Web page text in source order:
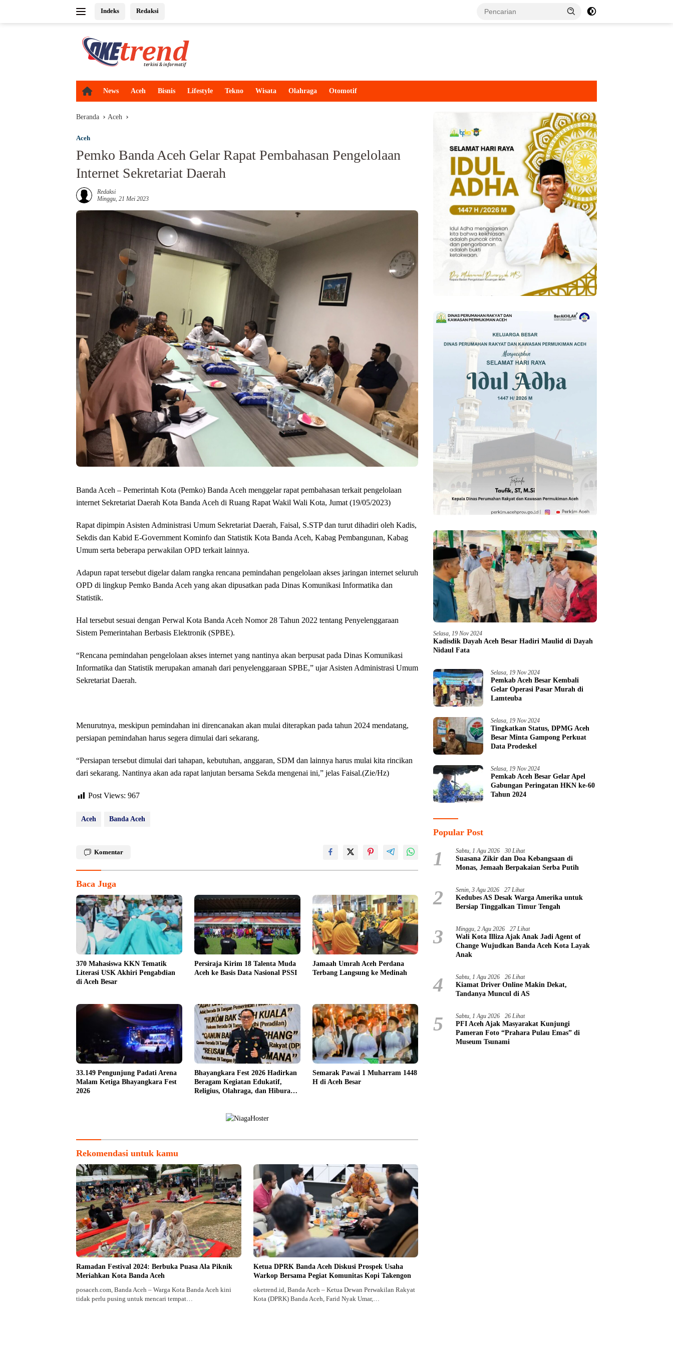
Indeks Redaksi
H
e
News Aceh Bisnis Lifestyle Tekno Wisata Olahraga Otomotif
Beranda Aceh
Aceh
Pemko Banda Aceh Gelar Rapat Pembahasan Pengelolaan
Internet Sekretariat Daerah
Redaksi
Minggu, 21 Mei 2023
Banda Aceh – Pemerintah Kota (Pemko) Banda Aceh menggelar rapat pembahasan terkait pengelolaan
internet Sekretariat Daerah Kota Banda Aceh di Ruang Rapat Wakil Wali Kota, Jumat (19/05/2023)
Rapat dipimpin Asisten Administrasi Umum Sekretariat Daerah, Faisal, S.STP dan turut dihadiri oleh Kadis,
Sekdis dan Kabid E-Government Kominfo dan Statistik Kota Banda Aceh, Kabag Pembangunan, Kabag
Umum serta beberapa perwakilan OPD terkait lainnya.
Adapun rapat tersebut digelar dalam rangka rencana pemindahan pengelolaan akses jaringan internet seluruh
OPD di lingkup Pemko Banda Aceh yang akan dipusatkan pada Dinas Komunikasi Informatika dan
Statistik.
Hal tersebut sesuai dengan Perwal Kota Banda Aceh Nomor 28 Tahun 2022 tentang Penyelenggaraan
Sistem Pemerintahan Berbasis Elektronik (SPBE).
“Rencana pemindahan pengelolaan akses internet yang nantinya akan berpusat pada Dinas Komunikasi
Informatika dan Statistik merupakan amanah dari penyelenggaraan SPBE,” ujar Asisten Administrasi Umum
Sekretariat Daerah.
Menurutnya, meskipun pemindahan ini direncanakan akan mulai diterapkan pada tahun 2024 mendatang,
persiapan pemindahan harus segera dimulai dari sekarang.
“Persiapan tersebut dimulai dari tahapan, kebutuhan, anggaran, SDM dan lainnya harus mulai kita rincikan
dari sekarang. Nantinya akan ada rapat lanjutan bersama Sekda mengenai ini,” jelas Faisal.(Zie/Hz)
Post Views: 967
Aceh Banda Aceh
Komentar
Baca Juga
370 Mahasiswa KKN Tematik
Literasi USK Akhiri Pengabdian
di Aceh Besar
Persiraja Kirim 18 Talenta Muda
Aceh ke Basis Data Nasional PSSI
Jamaah Umrah Aceh Perdana
Terbang Langsung ke Medinah
33.149 Pengunjung Padati Arena
Malam Ketiga Bhayangkara Fest
2026
Bhayangkara Fest 2026 Hadirkan
Beragam Kegiatan Edukatif,
Religius, Olahraga, dan Hiburan
Semarak Pawai 1 Muharram 1448
H di Aceh Besar
Rekomendasi untuk kamu
Ramadan Festival 2024: Berbuka Puasa Ala Piknik
Meriahkan Kota Banda Aceh
posaceh.com, Banda Aceh – Warga Kota Banda Aceh kini
tidak perlu pusing untuk mencari tempat…
Ketua DPRK Banda Aceh Diskusi Prospek Usaha
Warkop Bersama Pegiat Komunitas Kopi Takengon
oketrend.id, Banda Aceh – Ketua Dewan Perwakilan Rakyat
Kota (DPRK) Banda Aceh, Farid Nyak Umar,…
Selasa, 19 Nov 2024
Kadisdik Dayah Aceh Besar Hadiri Maulid di Dayah
Nidaul Fata
Selasa, 19 Nov 2024
Pemkab Aceh Besar Kembali
Gelar Operasi Pasar Murah di
Lamteuba
Selasa, 19 Nov 2024
Tingkatkan Status, DPMG Aceh
Besar Minta Gampong Perkuat
Data Prodeskel
Selasa, 19 Nov 2024
Pemkab Aceh Besar Gelar Apel
Gabungan Peringatan HKN ke-60
Tahun 2024
Popular Post
1 Sabtu, 1 Agu 2026 30 Lihat
Suasana Zikir dan Doa Kebangsaan di
Monas, Jemaah Berpakaian Serba Putih
2 Senin, 3 Agu 2026 27 Lihat
Kedubes AS Desak Warga Amerika untuk
Bersiap Tinggalkan Timur Tengah
3 Minggu, 2 Agu 2026 27 Lihat
Wali Kota Illiza Ajak Anak Jadi Agent of
Change Wujudkan Banda Aceh Kota Layak
Anak
4 Sabtu, 1 Agu 2026 26 Lihat
Kiamat Driver Online Makin Dekat,
Tandanya Muncul di AS
5 Sabtu, 1 Agu 2026 26 Lihat
PFI Aceh Ajak Masyarakat Kunjungi
Pameran Foto “Prahara Pulau Emas” di
Museum Tsunami